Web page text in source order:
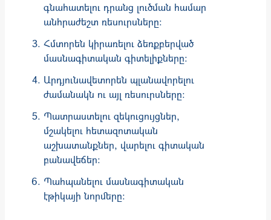
գնահատելու դրանց լուծման համար
անհրաժեշտ ռեսուրսները։
Հմտորեն կիրառելու ձեռքբերված
մասնագիտական գիտելիքները։
Արդյունավետորեն պլանավորելու
ժամանակն ու այլ ռեսուրսները։
Պատրաստելու զեկուցույցներ,
մշակելու հետազոտական
աշխատանքներ, վարելու գիտական
բանավեճեր։
Պահպանելու մասնագիտական
էթիկայի նորմերը: